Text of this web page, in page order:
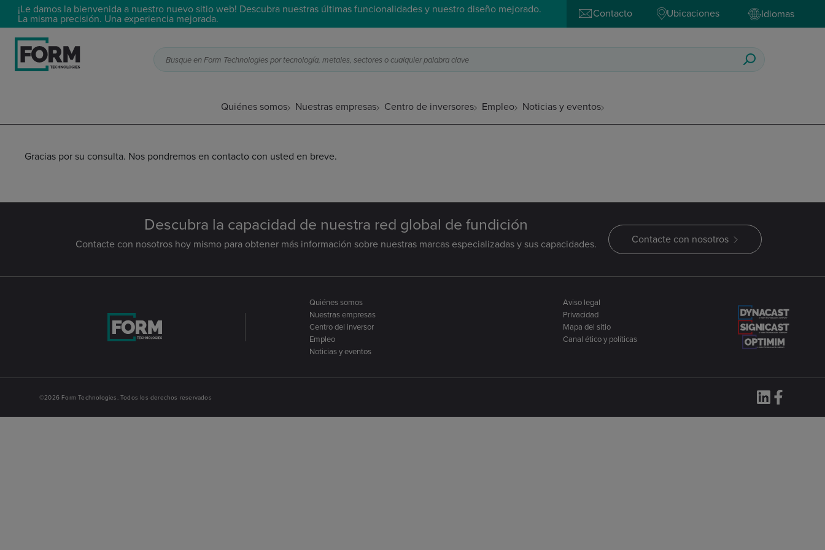
¡Le damos la bienvenida a nuestro nuevo sitio web! Descubra nuestras últimas funcionalidades y nuestro diseño mejorado.
La misma precisión. Una experiencia mejorada. Contacto Ubicaciones Idiomas
Busque en Form Technologies por tecnología, metales, sectores o cualquier palabra clave
Quiénes somos Nuestras empresas Centro de inversores Empleo Noticias y eventos
Gracias por su consulta. Nos pondremos en contacto con usted en breve.
Descubra la capacidad de nuestra red global de fundición
Contacte con nosotros hoy mismo para obtener más información sobre nuestras marcas especializadas y sus capacidades. Contacte con nosotros
Quiénes somos
Nuestras empresas
Centro del inversor
Empleo
Noticias y eventos
Aviso legal
Privacidad
Mapa del sitio
Canal ético y políticas
©2026 Form Technologies. Todos los derechos reservados